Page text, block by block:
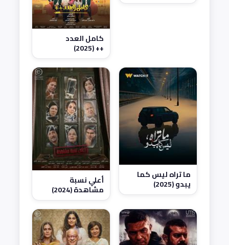
كامل العدد
++ (2025)
ما تراه ليس كما
يبدو (2025) أعلي نسبة
مشاهدة (2024)